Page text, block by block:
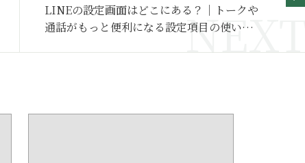
LINEの設定画面はどこにある？｜トークや
通話がもっと便利になる設定項目の使い方